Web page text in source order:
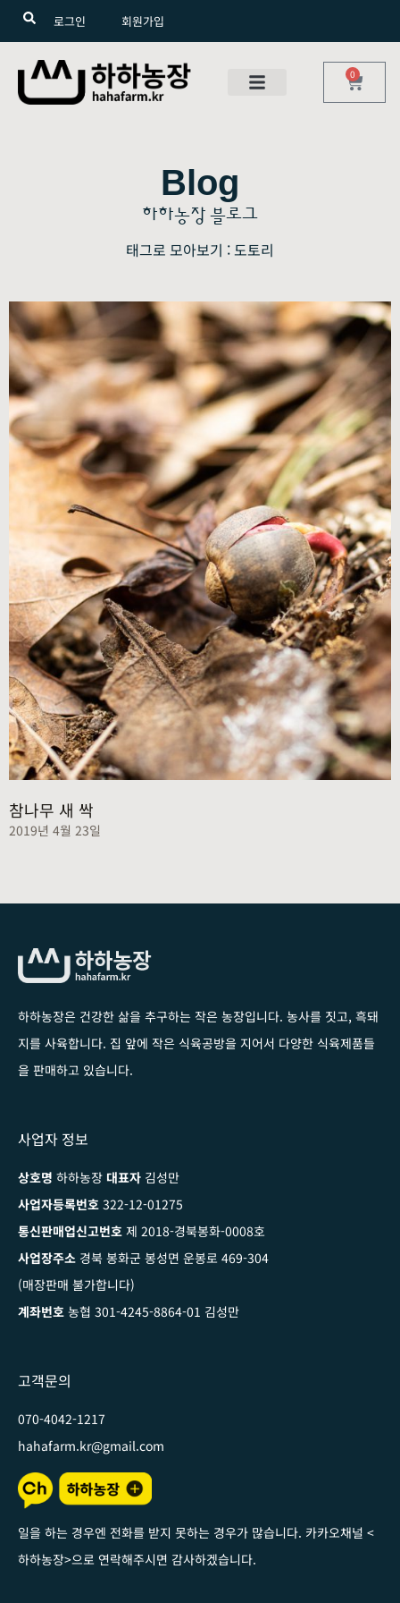
로그인 회원가입
0
Blog
하하농장 블로그
태그로 모아보기 : 도토리
참나무 새 싹
2019년 4월 23일
하하농장은 건강한 삶을 추구하는 작은 농장입니다. 농사를 짓고, 흑돼
지를 사육합니다. 집 앞에 작은 식육공방을 지어서 다양한 식육제품들
을 판매하고 있습니다.
사업자 정보
상호명 하하농장 대표자 김성만
사업자등록번호 322-12-01275
통신판매업신고번호 제 2018-경북봉화-0008호
사업장주소 경북 봉화군 봉성면 운봉로 469-304
(매장판매 불가합니다)
계좌번호 농협 301-4245-8864-01 김성만
고객문의
070-4042-1217
hahafarm.kr@gmail.com
일을 하는 경우엔 전화를 받지 못하는 경우가 많습니다. 카카오채널 <
하하농장>으로 연락해주시면 감사하겠습니다.